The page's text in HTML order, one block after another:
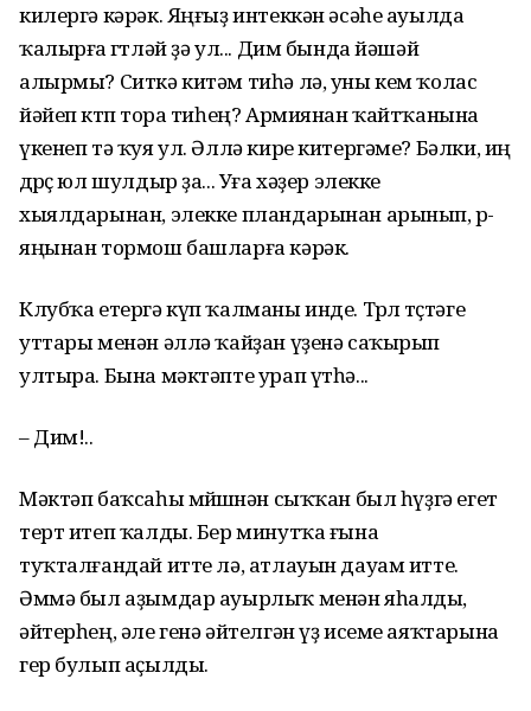
килергә кәрәк. Яңғыҙ интеккән әсәһе ауылда
ҡалырға өгөтләй ҙә ул... Дим бында йәшәй
алырмы? Ситкә китәм тиһә лә, уны кем ҡолас
йәйеп көтөп тора тиһең? Армиянан ҡайтҡанына
үкенеп тә ҡуя ул. Әллә кире китергәме? Бәлки, иң
дөрөҫ юл шулдыр ҙа... Уға хәҙер элекке
хыялдарынан, элекке пландарынан арынып, өр-
яңынан тормош башларға кәрәк.
Клубҡа етергә күп ҡалманы инде. Төрлө төҫтәге
уттары менән әллә ҡайҙан үҙенә саҡырып
ултыра. Бына мәктәпте урап үтһә...
– Дим!..
Мәктәп баҡсаһы мөйөшөнән сыҡҡан был һүҙгә егет
терт итеп ҡалды. Бер минутҡа ғына
туҡталғандай итте лә, атлауын дауам итте.
Әммә был аҙымдар ауырлыҡ менән яһалды,
әйтерһең, әле генә әйтелгән үҙ исеме аяҡтарына
гер булып аҫылды.